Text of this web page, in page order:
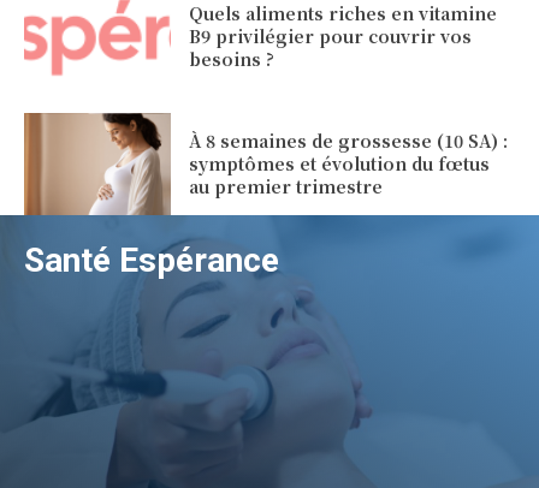
Quels aliments riches en vitamine
B9 privilégier pour couvrir vos
besoins ?
À 8 semaines de grossesse (10 SA) :
symptômes et évolution du fœtus
au premier trimestre
Santé Espérance